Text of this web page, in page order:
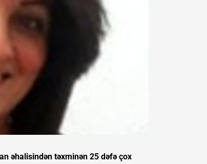
əhalisindən təxminən 25 dəfə çox